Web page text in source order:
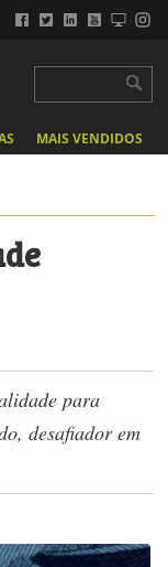
MAIS VENDIDOS
para
desafiador em